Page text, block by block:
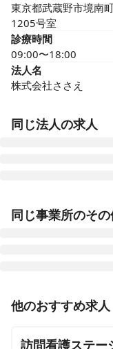
東京都武蔵野市境南
1205号室
診療時間
09:00〜18:00
法人名
株式会社ささえ
同じ法人の求人
東京都練馬区中村南三丁目
訪問看護ステーショ
同じ事業所のそ
正看護師 正社員（常
【武蔵野市 / 武
他のおすすめ求人
訪問看護ステー